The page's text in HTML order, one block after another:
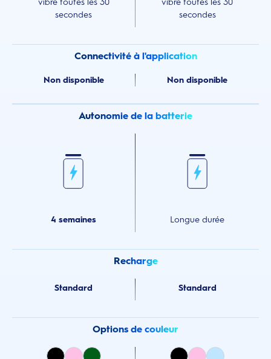
vibre toutes les 30
secondes
vibre toutes les 30
secondes
Connectivité à l'application
Non disponible Non disponible
Autonomie de la batterie
4 semaines Longue durée
Recharge
Standard Standard
Options de couleur